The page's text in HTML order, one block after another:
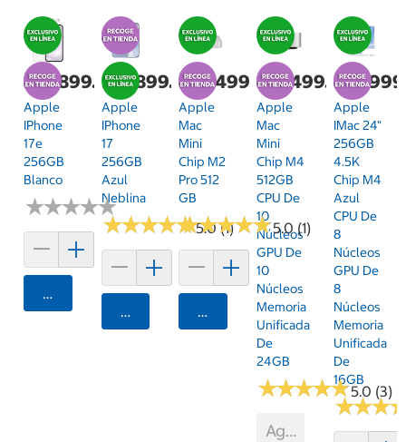
$14,899.00
Apple
IPhone
17e
256GB
Blanco
★★★★★
★★★★★
Agregar
$19,899.00
Apple
IPhone
17
256GB
Azul
Neblina
★★★★★
★★★★★5.0 (1)
Agregar
$28,499.00
Apple
Mac
Mini
Chip M2
Pro 512
GB
★★★★★
★★★★★5.0 (1)
Agregar
$27,499.00
Apple
Mac
Mini
Chip M4
512GB
CPU De
10
Núcleos
GPU De
10
Núcleos
Memoria
Unificada
De
24GB
★★★★★
★★★★★5.0 (3)
Agotado
Apple
IMac 24"
256GB
4.5K
Chip M4
Azul
CPU De
8
Núcleos
GPU De
8
Núcleos
Memoria
Unificada
De
16GB
★★★
★★★